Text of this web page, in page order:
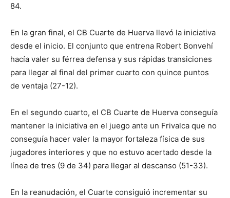
84.
En la gran final, el CB Cuarte de Huerva llevó la iniciativa
desde el inicio. El conjunto que entrena Robert Bonvehí
hacía valer su férrea defensa y sus rápidas transiciones
para llegar al final del primer cuarto con quince puntos
de ventaja (27-12).
En el segundo cuarto, el CB Cuarte de Huerva conseguía
mantener la iniciativa en el juego ante un Frivalca que no
conseguía hacer valer la mayor fortaleza física de sus
jugadores interiores y que no estuvo acertado desde la
línea de tres (9 de 34) para llegar al descanso (51-33).
En la reanudación, el Cuarte consiguió incrementar su